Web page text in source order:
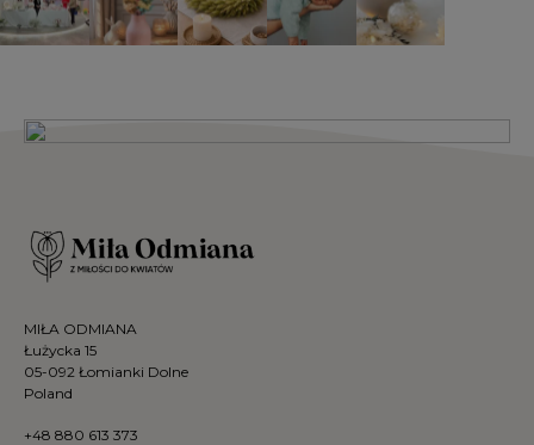
MIŁA ODMIANA
Łużycka 15
05-092 Łomianki Dolne
Poland
+48 880 613 373